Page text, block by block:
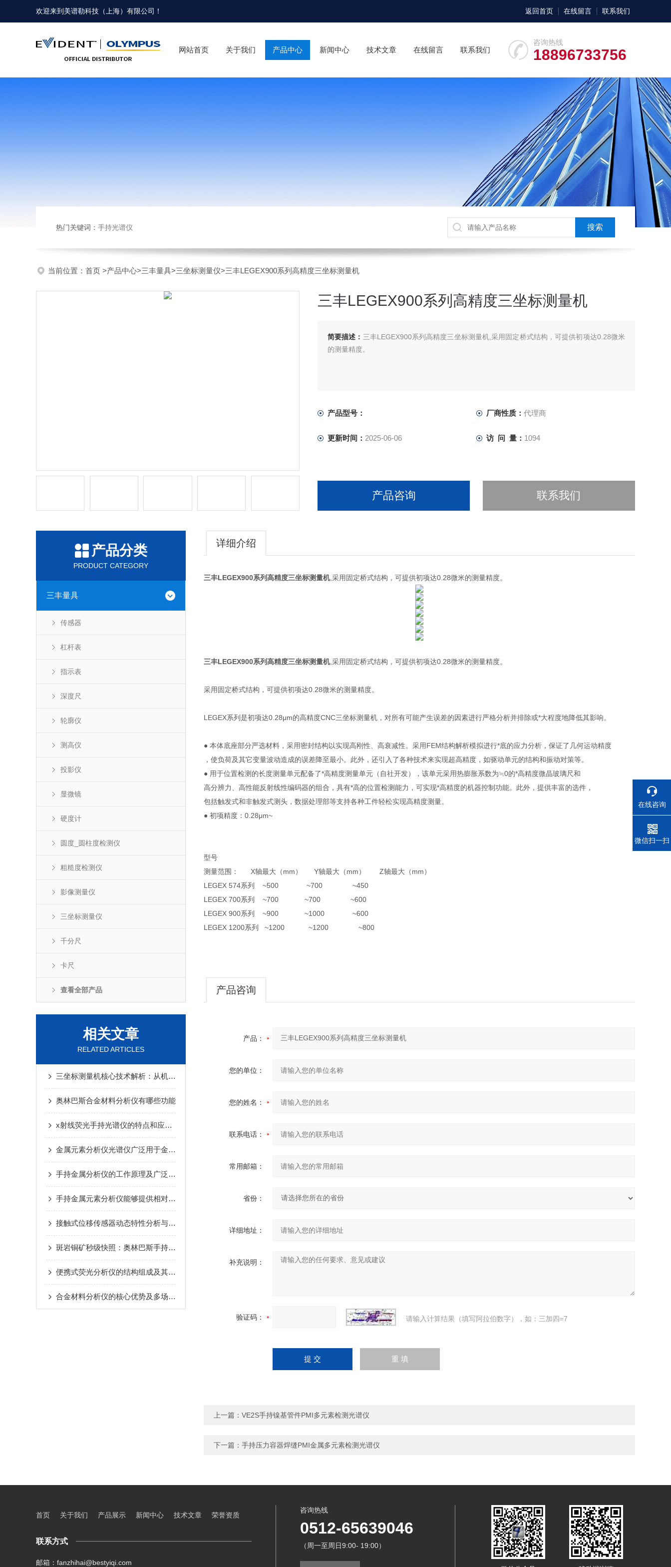
欢迎来到 美谱勒科技（上海）有限公司 ！ 返回首页 在线留言 联系我们
咨询热线
18896733756
网站首页 关于我们 产品中心 新闻中心 技术文章 在线留言 联系我们
热门关键词： 手持光谱仪
当前位置： 首页 >产品中心>三丰量具>三坐标测量仪>三丰LEGEX900系列高精度三坐标测量机
三丰LEGEX900系列高精度三坐标测量机
简要描述： 三丰LEGEX900系列高精度三坐标测量机,采用固定桥式结构，可提供初项达0.28微米
的测量精度。
产品型号： 厂商性质： 代理商
更新时间： 2025-06-06 访 问 量： 1094
产品咨询 联系我们
产品分类
PRODUCT CATEGORY
三丰量具
传感器
杠杆表
指示表
深度尺
轮廓仪
测高仪
投影仪
显微镜
硬度计
圆度_圆柱度检测仪
粗糙度检测仪
影像测量仪
三坐标测量仪
千分尺
卡尺
查看全部产品
相关文章
RELATED ARTICLES
三坐标测量机核心技术解析：从机械结构到误差补偿算法
奥林巴斯合金材料分析仪有哪些功能
x射线荧光手持光谱仪的特点和应用范围
金属元素分析仪光谱仪广泛用于金属冶炼过程中的质量控制
手持金属分析仪的工作原理及广泛应用途径
手持金属元素分析仪能够提供相对准确的元素成分数据
接触式位移传感器动态特性分析与校准方法
斑岩铜矿秒级快照：奥林巴斯手持光谱仪低品位大吨位露天矿中圈定矿化？
便携式荧光分析仪的结构组成及其作用
合金材料分析仪的核心优势及多场景适配能力
详细介绍
三丰LEGEX900系列高精度三坐标测量机,采用固定桥式结构，可提供初项达0.28微米的测量精度。
三丰LEGEX900系列高精度三坐标测量机,采用固定桥式结构，可提供初项达0.28微米的测量精度。
采用固定桥式结构，可提供初项达0.28微米的测量精度。
LEGEX系列是初项达0.28μm的高精度CNC三坐标测量机，对所有可能产生误差的因素进行严格分析并排除或*大程度地降低其影响。
● 本体底座部分严选材料，采用密封结构以实现高刚性、高衰减性。采用FEM结构解析模拟进行*底的应力分析，保证了几何运动精度
，使负荷及其它变量波动造成的误差降至最小。此外，还引入了各种技术来实现超高精度，如驱动单元的结构和振动对策等。
● 用于位置检测的长度测量单元配备了*高精度测量单元（自社开发），该单元采用热膨胀系数为≒0的*高精度微晶玻璃尺和
高分辨力、高性能反射线性编码器的组合，具有*高的位置检测能力，可实现*高精度的机器控制功能。此外，提供丰富的选件，
包括触发式和非触发式测头，数据处理部等支持各种工件轻松实现高精度测量。
● 初项精度：0.28μm~
型号
测量范围： X轴最大（mm） Y轴最大（mm） Z轴最大（mm）
LEGEX 574系列 ~500 ~700 ~450
LEGEX 700系列 ~700 ~700 ~600
LEGEX 900系列 ~900 ~1000 ~600
LEGEX 1200系列 ~1200 ~1200 ~800
产品咨询
产品：
您的单位：
您的姓名：
联系电话：
常用邮箱：
省份：
详细地址：
补充说明：
验证码： 请输入计算结果（填写阿拉伯数字），如：三加四=7
上一篇： VE2S手持镍基管件PMI多元素检测光谱仪
下一篇： 手持压力容器焊缝PMI金属多元素检测光谱仪
首页 关于我们 产品展示 新闻中心 技术文章 荣誉资质
联系方式
邮箱：fanzhihai@bestyiqi.com
咨询热线
0512-65639046
（周一至周日9:00- 19:00）
在线咨询
电话
微信扫一扫